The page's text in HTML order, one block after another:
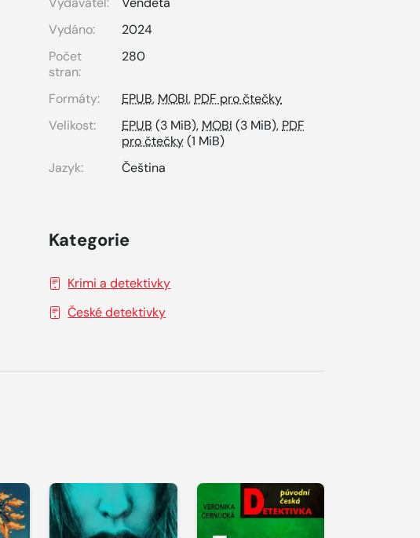
Vydáno:
2024
Počet
stran:
280
Formáty: EPUB, MOBI, PDF pro čtečky
Velikost:
EPUB (3 MiB), MOBI (3 MiB), PDF
pro čtečky(1 MiB)
Jazyk:
Čeština
Kategorie
Krimi a detektivky
České detektivky